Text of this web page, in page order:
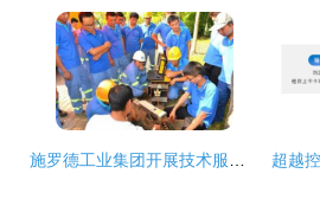
施罗德工业集团开展技术服务培训，誉帆团队盛赞CCTV检测技术新高度